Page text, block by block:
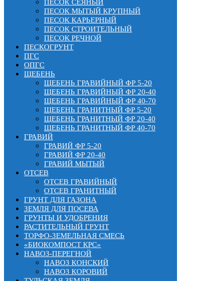
ПЕСОК СЕЯНЫЙ
ПЕСОК МЫТЫЙ КРУПНЫЙ
ПЕСОК КАРЬЕРНЫЙ
ПЕСОК СТРОИТЕЛЬНЫЙ
ПЕСОК РЕЧНОЙ
ПЕСКОГРУНТ
ПГС
ОПГС
ЩЕБЕНЬ
ЩЕБЕНЬ ГРАВИЙНЫЙ ФР 5-20
ЩЕБЕНЬ ГРАВИЙНЫЙ ФР 20-40
ЩЕБЕНЬ ГРАВИЙНЫЙ ФР 40-70
ЩЕБЕНЬ ГРАНИТНЫЙ ФР 5-20
ЩЕБЕНЬ ГРАНИТНЫЙ ФР 20-40
ЩЕБЕНЬ ГРАНИТНЫЙ ФР 40-70
ГРАВИЙ
ГРАВИЙ ФР 5-20
ГРАВИЙ ФР 20-40
ГРАВИЙ МЫТЫЙ
ОТСЕВ
ОТСЕВ ГРАВИЙНЫЙ
ОТСЕВ ГРАНИТНЫЙ
ГРУНТ ДЛЯ ГАЗОНА
ЗЕМЛЯ ДЛЯ ПОСЕВА
ГРУНТЫ И УДОБРЕНИЯ
РАСТИТЕЛЬНЫЙ ГРУНТ
ТОРФО-ЗЕМЕЛЬНАЯ СМЕСЬ
«БИОКОМПОСТ КРС»
НАВОЗ-ПЕРЕГНОЙ
НАВОЗ КОНСКИЙ
НАВОЗ КОРОВИЙ